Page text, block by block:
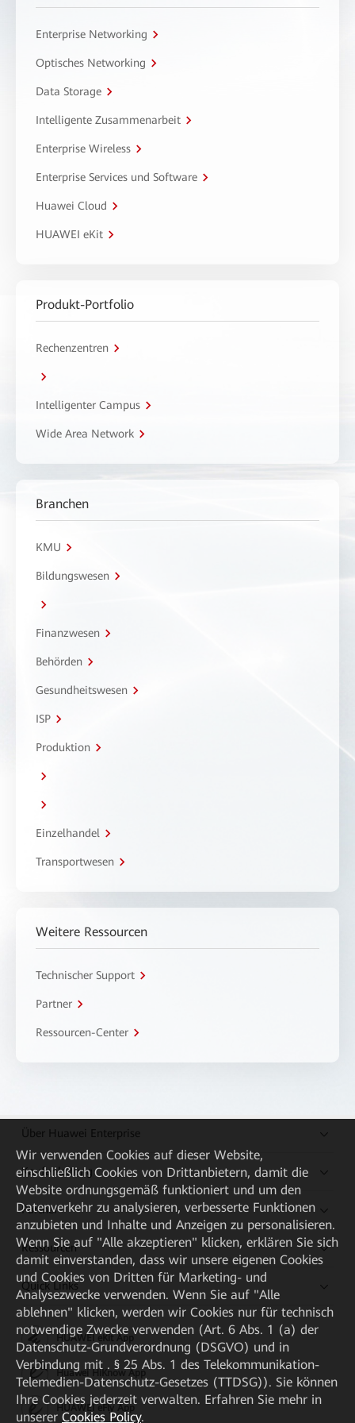
Enterprise Networking
Optisches Networking
Data Storage
Intelligente Zusammenarbeit
Enterprise Wireless
Enterprise Services und Software
Huawei Cloud
HUAWEI eKit
Produkt-Portfolio
Rechenzentren
Intelligenter Campus
Wide Area Network
Branchen
KMU
Bildungswesen
Finanzwesen
Behörden
Gesundheitswesen
ISP
Produktion
Einzelhandel
Transportwesen
Weitere Ressourcen
Technischer Support
Partner
Ressourcen-Center
Über Huawei Enterprise
Kaufanleitung
Partner
Ressourcen
Quick Links
HUAWEI eKit App
Huawei HiKnow App
HUAWEI eFly App
Wir verwenden Cookies auf dieser Website,
einschließlich Cookies von Drittanbietern, damit die
Website ordnungsgemäß funktioniert und um den
Datenverkehr zu analysieren, verbesserte Funktionen
anzubieten und Inhalte und Anzeigen zu personalisieren.
Wenn Sie auf "Alle akzeptieren" klicken, erklären Sie sich
damit einverstanden, dass wir unsere eigenen Cookies
und Cookies von Dritten für Marketing- und
Analysezwecke verwenden. Wenn Sie auf "Alle
ablehnen" klicken, werden wir Cookies nur für technisch
notwendige Zwecke verwenden (Art. 6 Abs. 1 (a) der
Datenschutz-Grundverordnung (DSGVO) und in
Verbindung mit . § 25 Abs. 1 des Telekommunikation-
Telemedien-Datenschutz-Gesetzes (TTDSG)). Sie können
Ihre Cookies jederzeit verwalten. Erfahren Sie mehr in
unserer Cookies Policy.